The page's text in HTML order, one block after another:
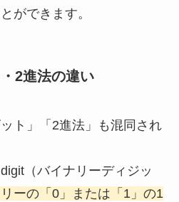
ができます。
2進法の違い
ト」「2進法」も混同され
（バイナリーディジッ
ーの「0」または「1」の1